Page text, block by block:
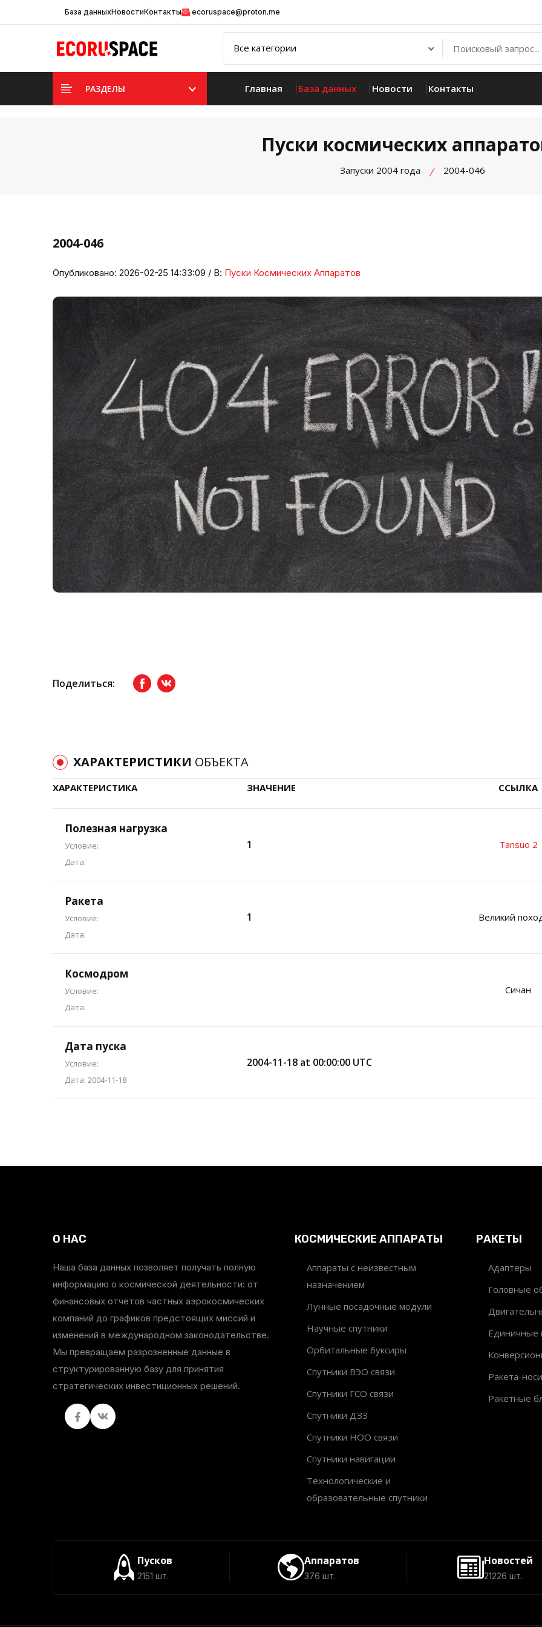
База данныхНовостиКонтакты ecoruspace@proton.me
РАЗДЕЛЫ Главная База данных Новости Контакты
Пуски космических
Запуски 2004 года 2004-046
2004-046
Опубликовано: 2026-02-25 14:33:09 / В: Пуски Космических Аппаратов
Поделиться: FacebookвКонтакте
ХАРАКТЕРИСТИКИ ОБЪЕКТА
ХАРАКТЕРИСТИКА ЗНАЧЕНИЕ ССЫЛКА
Полезная нагрузка
Условие:
Дата:
1 Tansuo 2
Ракета
Условие:
Дата:
1 Великий
Космодром
Условие:
Дата:
Сичан
Дата пуска
Условие:
Дата: 2004-11-18
2004-11-18 at 00:00:00 UTC
О НАС
Наша база данных позволяет получать полную
информацию о космической деятельности: от
финансовых отчетов частных аэрокосмических
компаний до графиков предстоящих миссий и
изменений в международном законодательстве.
Мы превращаем разрозненные данные в
структурированную базу для принятия
стратегических инвестиционных решений.
FacebookвКонтакте
КОСМИЧЕСКИЕ АППАРАТЫ
Аппараты с неизвестным
назначением
Лунные посадочные модули
Научные спутники
Орбитальные буксиры
Спутники ВЭО связи
Спутники ГСО связи
Спутники ДЗЗ
Спутники НОО связи
Спутники навигации
Технологические и
образовательные спутники
РАКЕТЫ
Адаптеры
Головные
Единичные
Ракета-
Ракетные
Пусков
2151 шт.
Аппаратов
376 шт.
Новостей
21226 шт.